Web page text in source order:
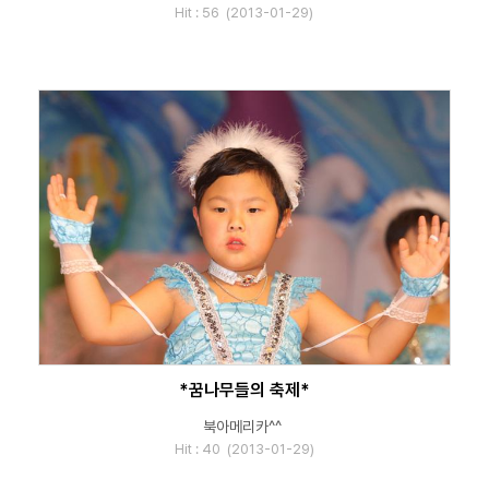
Hit : 56 (2013-01-29)
*꿈나무들의 축제*
북아메리카^^
Hit : 40 (2013-01-29)